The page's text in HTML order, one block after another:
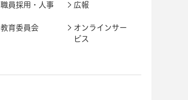
職員採用・人事 広報
教育委員会
オンラインサー
ビス